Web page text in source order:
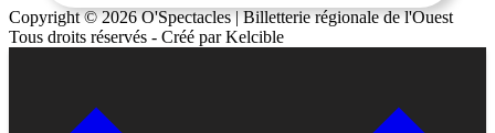
Copyright © 2026 O'Spectacles | Billetterie régionale de l'Ouest
Tous droits réservés - Créé par Kelcible